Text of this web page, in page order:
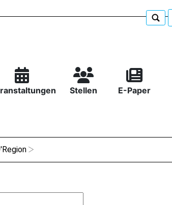
Stellen E-Paper